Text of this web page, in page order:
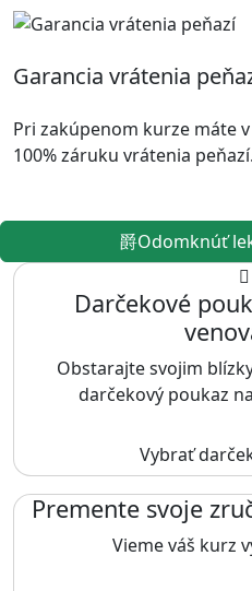
Garancia vrátenia
Pri zakúpenom kurze máte
100% záruku vrátenia peňazí.
Odomknúť
Darčekové
Obstarajte svojim
darčekový poukaz
Vybrať
Premente svoje
Vieme váš kurz